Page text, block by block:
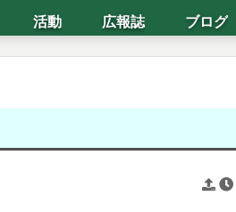
活動 広報誌 ブログ